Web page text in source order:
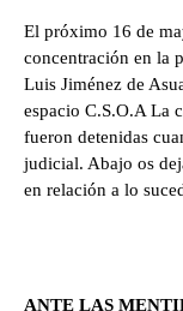
El próximo 16 de
concentración en la
Luis Jiménez de
espacio C.S.O.A La
fueron detenidas
judicial. Abajo os
en relación a lo
ANTE LAS